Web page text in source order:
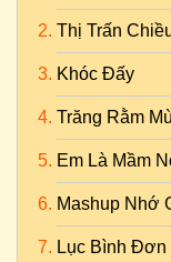
Thị Trấn
Khóc Đấy
Trăng Rằm
Em Là Mầm
Mashup Nhớ
Lục Bình Đơn